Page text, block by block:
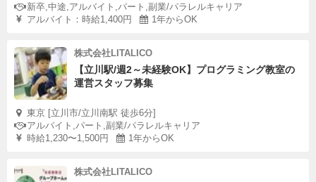
新卒,中途,アルバイト,パート,副業/パラレルキャリア
アルバイト：時給1,400円
1年からOK
株式会社LITALICO
【立川駅/週2～未経験OK】プログラミング教室の
運営スタッフ募集
東京 [立川市/立川南駅 徒歩6分]
アルバイト,パート,副業/パラレルキャリア
時給1,230〜1,500円
1年からOK
株式会社LITALICO